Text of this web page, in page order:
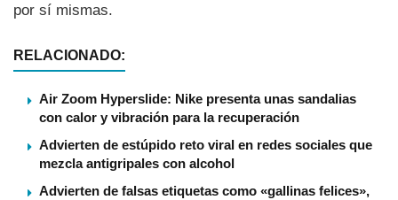
por sí­ mismas.
RELACIONADO:
Air Zoom Hyperslide: Nike presenta unas sandalias
con calor y vibración para la recuperación
Advierten de estúpido reto viral en redes sociales que
mezcla antigripales con alcohol
Advierten de falsas etiquetas como «gallinas felices»,